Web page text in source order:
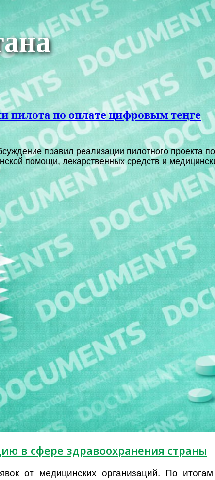
пилота по оплате цифровым теңге
правил реализации пилотного проекта по
помощи, лекарственных средств и
в сфере здравоохранения страны
от медицинских организаций. По